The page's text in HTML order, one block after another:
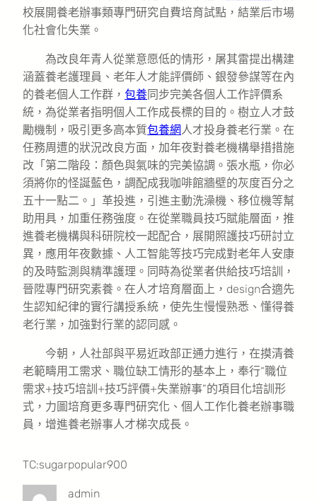
校展開養老辦事類專門研究自費培育試點，結業后市場
化社會化失業。
為改良年青人從業意愿低的情形，屠其雷提出構建
涵蓋養老護理員、老年人才能評價師、銀發參謀等在內
的養老個人工作群， 包養同步完美各個人工作評價系
統，為從業者指明個人工作成長標的目的。樹立人才鼓
勵機制，吸引更多高本質包養網人才投身養老行業。在
任務周遭的狀況改良方面，加年夜對養老機構舉措措施
改「第二階段：顏色與氣味的完美協調。張水瓶，你必
須將你的怪誕藍色，調配成我咖啡館牆壁的灰度百分之
五十一點二。」革投進，引進主動洗澡機、移位機等幫
助用具，加重任務強度。在從業職員技巧賦能層面，推
進養老機構與科研院校一起配合，展開照護技巧研討立
異，應用年夜數據、人工智能等技巧完成對老年人安康
的及時監測與精準護理。同時為從業者供給技巧培訓，
晉陞專門研究素養。在人才培育層面上，design合適先
生認知紀律的實行講授系統，使先生慢慢熟悉、懂得養
老行業，加強對行業的認同感。
今朝，人社部與平易近政部正通力進行，在摸清養
老範疇用工需求、職位缺工情形的基本上，奉行“職位
需求+技巧培訓+技巧評價+失業辦事”的項目化培訓形
式，力圖培育更多專門研究化、個人工作化養老辦事職
員，增進養老辦事人才梯次成長。
TC:sugarpopular900
admin